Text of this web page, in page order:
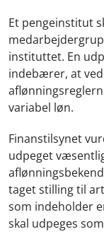
Et pengeinstitut
instituttet. En
indebærer, at
variabel løn.
Finanstilsynet
udpeget
taget stilling til
som indeholder
skal udpeges